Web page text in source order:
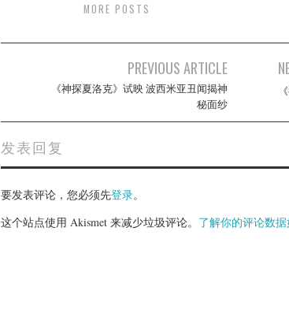
MORE POSTS
navigation
PREVIOUS ARTICLE
《神探夏洛克》试映 波西米亚丑闻揭神
秘面纱
发表回复
要发表评论，您必须先登录。
这个站点使用 Akismet 来减少垃圾评论。 了解你的评论数